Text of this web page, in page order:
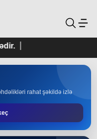
rahat şəkildə izlə